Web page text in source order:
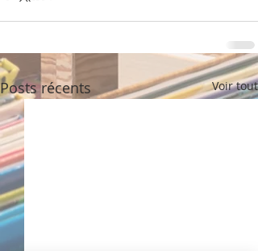
Posts récents Voir tout